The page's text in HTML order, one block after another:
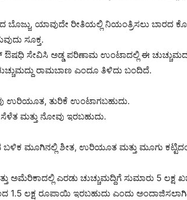
ಯಾವುದೇ ರೀತಿಯಲ್ಲಿ ನಿಯಂತ್ರಿಸಲು ಬಾರದ
ಸೂಕ್ತ.
ಔಷಧಿ ಸೇವಿಸಿ ಅಡ್ಡ ಪರಿಣಾಮ ಉಂಟಾದಲ್ಲಿ ಈ
ರಾಮಬಾಣ ಎಂದೂ ತಿಳಿದು ಬಂದಿದೆ.
ಉರಿಯೂತ, ತುರಿಕೆ ಉಂಟಾಗಬಹುದು.
ಮತ್ತು ನೋವು ಇರಬಹುದು.
ಬಳಿಕ ಮೂಗಿನಲ್ಲಿ ಶೀತ, ಉರಿಯೂತ ಮತ್ತು ಮೂಗು
ಎರಡು ಚುಚ್ಚುಮದ್ದಿಗೆ ಸುಮಾರು 5 ಲಕ್ಷ
1.5 ಲಕ್ಷ ರೂಪಾಯಿ ಇರಬಹುದು ಎಂದು